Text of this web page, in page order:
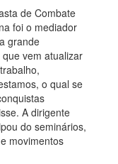
de Combate
foi o mediador
grande
vem atualizar
o qual se
A dirigente
do seminários,
movimentos